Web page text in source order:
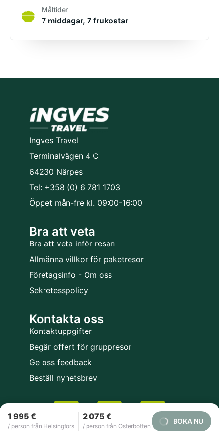
1 995 €
/ person från Helsingfors
2 075 €
/ person från Österbotten
BOKA NU
Måltider
7 middagar, 7 frukostar
Ingves Travel
Terminalvägen 4 C
64230 Närpes
Tel: +358 (0) 6 781 1703
Öppet mån-fre kl. 09:00-16:00
Bra att veta
Bra att veta inför resan
Allmänna villkor för paketresor
Företagsinfo - Om oss
Sekretesspolicy
Kontakta oss
Kontaktuppgifter
Begär offert för gruppresor
Ge oss feedback
Beställ nyhetsbrev